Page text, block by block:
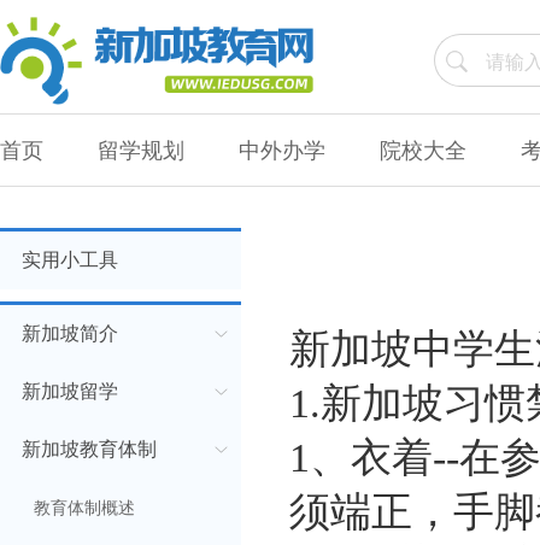
首页 留学规划 中外办学 院校大全
实用小工具
新加坡简介
新加坡留学
新加坡教育体制
教育体制概述
新加坡中学
1.新加坡习惯
1、衣着--在
须端正，手